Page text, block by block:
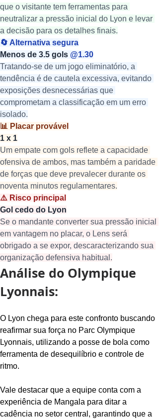
que o visitante tem ferramentas para
neutralizar a pressão inicial do Lyon e levar
a decisão para os detalhes finais.
🔄 Alternativa segura
Menos de 3.5 gols @1.30
Tratando-se de um jogo eliminatório, a
tendência é de cautela excessiva, evitando
exposições desnecessárias que
comprometam a classificação em um erro
isolado.
📊 Placar provável
1 x 1
Um empate com gols reflete a capacidade
ofensiva de ambos, mas também a paridade
de forças que deve prevalecer durante os
noventa minutos regulamentares.
⚠️ Risco principal
Gol cedo do Lyon
Se o mandante converter sua pressão inicial
em vantagem no placar, o Lens será
obrigado a se expor, descaracterizando sua
organização defensiva habitual.
Análise do Olympique
Lyonnais:
O Lyon chega para este confronto buscando
reafirmar sua força no Parc Olympique
Lyonnais, utilizando a posse de bola como
ferramenta de desequilíbrio e controle de
ritmo.
Vale destacar que a equipe conta com a
experiência de Mangala para ditar a
cadência no setor central, garantindo que a